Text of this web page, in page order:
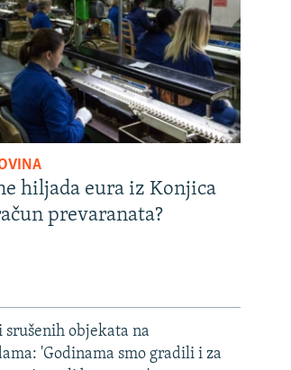
hiljada eura iz Konjica
prevaranata?
srušenih objekata na
'Godinama smo gradili i za